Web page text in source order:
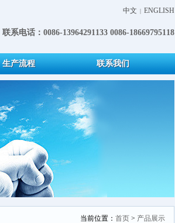
中文 | ENGLISH
联系电话：0086-13964291133 0086-18669795118
生产流程 联系我们
当前位置： 首页 > 产品展示